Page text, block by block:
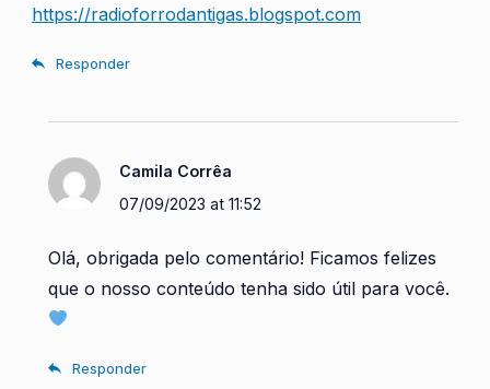
https://radioforrodantigas.blogspot.com
Responder
Camila Corrêa
07/09/2023 at 11:52
Olá, obrigada pelo comentário! Ficamos felizes
que o nosso conteúdo tenha sido útil para você.
Responder